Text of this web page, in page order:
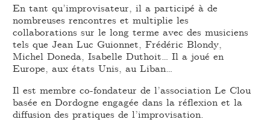
En tant qu’improvisateur, il a participé à de
nombreuses rencontres et multiplie les
collaborations sur le long terme avec des musiciens
tels que Jean Luc Guionnet, Frédéric Blondy,
Michel Doneda, Isabelle Duthoit… Il a joué en
Europe, aux états Unis, au Liban…
Il est membre co-fondateur de l’association Le Clou
basée en Dordogne engagée dans la réflexion et la
diffusion des pratiques de l’improvisation.